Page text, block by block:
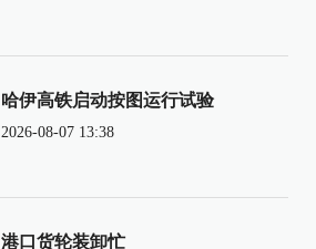
哈伊高铁启动按图运行试验
2026-08-07 13:38
港口货轮装卸忙